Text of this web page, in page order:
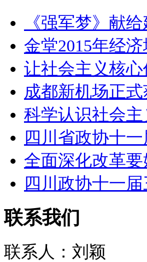
《强军梦》献
金堂2015年经
让社会主义核
成都新机场正
科学认识社会
四川省政协十
全面深化改革
四川政协十一
联系我们
联系人：刘颖